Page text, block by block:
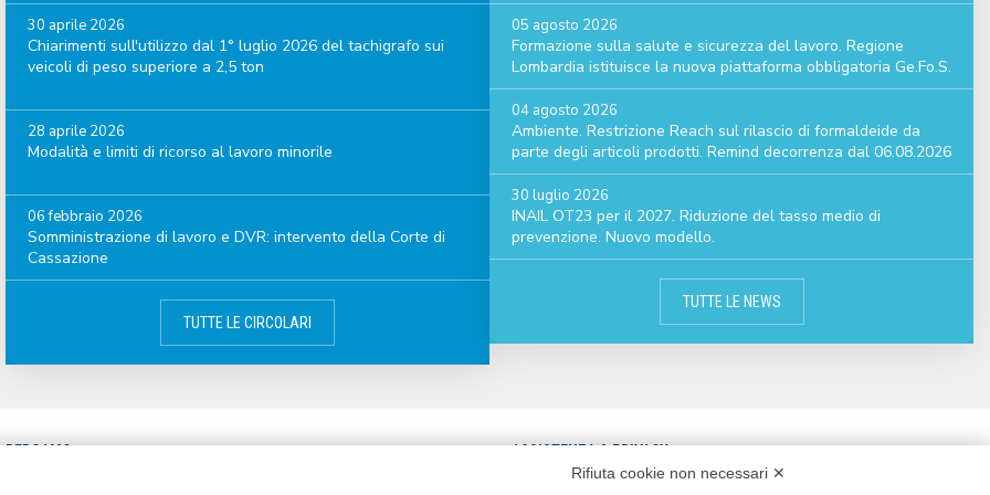
30 aprile 2026
Chiarimenti sull'utilizzo dal 1° luglio 2026 del tachigrafo sui
veicoli di peso superiore a 2,5 ton
28 aprile 2026
Modalità e limiti di ricorso al lavoro minorile
06 febbraio 2026
Somministrazione di lavoro e DVR: intervento della Corte di
Cassazione
TUTTE LE CIRCOLARI
05 agosto 2026
Formazione sulla salute e sicurezza del lavoro. Regione
Lombardia istituisce la nuova piattaforma obbligatoria Ge.Fo.S.
04 agosto 2026
Ambiente. Restrizione Reach sul rilascio di formaldeide da
parte degli articoli prodotti. Remind decorrenza dal 06.08.2026
30 luglio 2026
INAIL OT23 per il 2027. Riduzione del tasso medio di
prevenzione. Nuovo modello.
TUTTE LE NEWS
BERGAMO
ASSISTENZA & PRIVACY
Rifiuta cookie non necessari ✕